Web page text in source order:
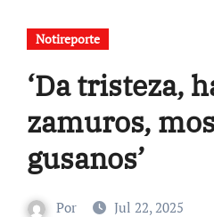
Notireporte
‘Da tristeza,
zamuros,
gusanos’
Por Jul 22, 2025